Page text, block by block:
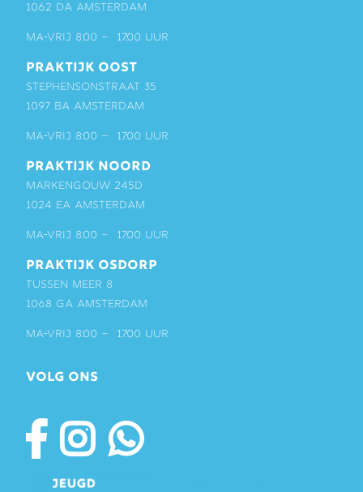
1062 DA Amsterdam
ma-vrij 8:00 – 17:00 uur
PRAKTIJK OOST
Stephensonstraat 35
1097 BA Amsterdam
ma-vrij 8:00 – 17:00 uur
PRAKTIJK NOORD
Markengouw 245D
1024 EA Amsterdam
ma-vrij 8:00 – 17:00 uur
PRAKTIJK OSDORP
Tussen Meer 8
1068 GA Amsterdam
ma-vrij 8:00 – 17:00 uur
VOLG ONS